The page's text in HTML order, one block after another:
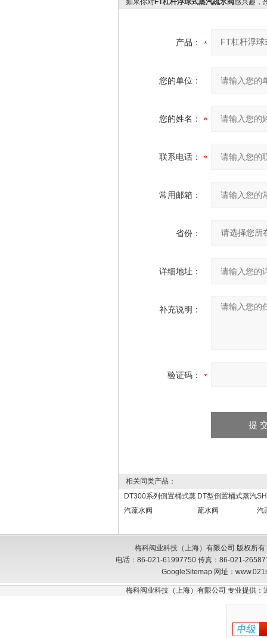
如果你对FT杠杆浮球式蒸汽疏水阀感兴趣，
产品：
您的单位：
您的姓名：
联系电话：
常用邮箱：
省份：
详细地址：
补充说明：
验证码：
相关同类产品：
DT300系列倒置桶式蒸
汽疏水阀
DT型倒置桶式蒸汽
疏水阀
汽
梅科阀业科技（上海）有限公司 版权所
电话：86-021-61997750 传真：86-021-
GoogleSitemap网址：
梅科阀业科技（上海）有限公司 专业提供